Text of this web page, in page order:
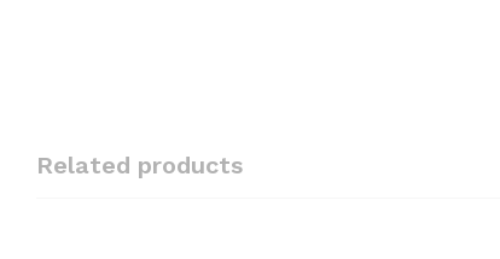
Related products